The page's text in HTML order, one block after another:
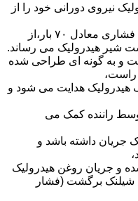
نیروی دورانی خود را از
۲-پمپ هیدرولیک،روغن هیدرولیک را با فشاری معادل ۷۰ بار،از
شیر هیدرولیک می رساند.
و به گونه ای طراحی شده
راست،
هدایت می شود و
راننده کمک می
جریان داشته باشد و
و جریان روغن هیدرولیک
شیلنک برگشت (فشار